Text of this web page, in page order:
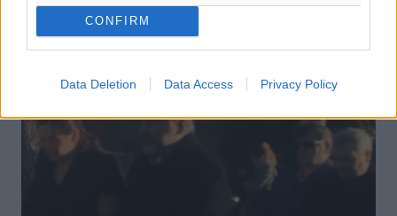
CONFIRM
Data Deletion Data Access Privacy Policy